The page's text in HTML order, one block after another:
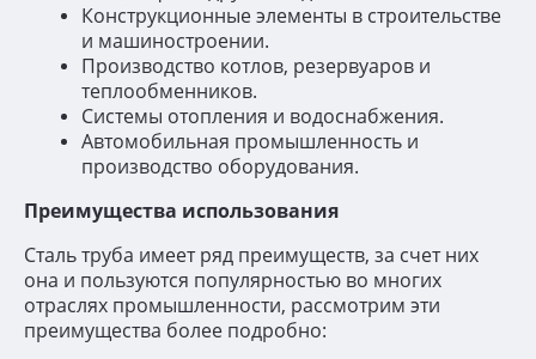
Конструкционные элементы в строительстве
и машиностроении.
Производство котлов, резервуаров и
теплообменников.
Системы отопления и водоснабжения.
Автомобильная промышленность и
производство оборудования.
Преимущества использования
Сталь труба имеет ряд преимуществ, за счет них
она и пользуются популярностью во многих
отраслях промышленности, рассмотрим эти
преимущества более подробно: